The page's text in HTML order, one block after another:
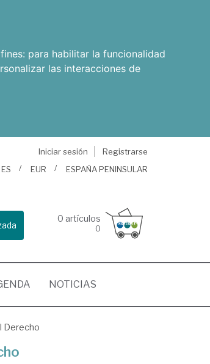
para habilitar la funcionalidad
las interacciones de
Iniciar sesión
Registrarse
ES
EUR ESPAÑA PENINSULAR
0 artículos
0
NOTICIAS
Derecho